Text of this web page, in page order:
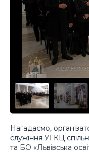
Нагадаємо,
служіння УГКЦ
та БО «Львівська